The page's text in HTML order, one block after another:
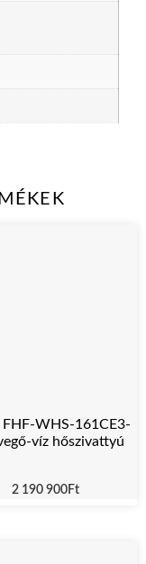
FHF-WHS-161CE3-
víz hőszivattyú
2 190 900Ft